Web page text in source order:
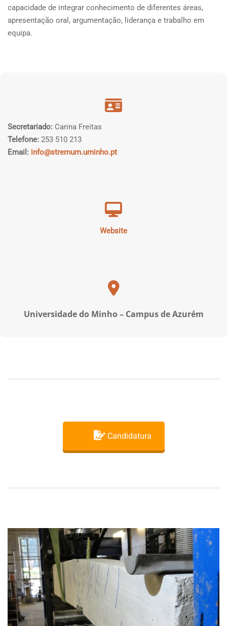
capacidade de integrar conhecimento de diferentes áreas,
apresentação oral, argumentação, liderança e trabalho em
equipa.
Secretariado: Carina Freitas
Telefone: 253 510 213
Email: info@stremum.uminho.pt
Website
Universidade do Minho – Campus de Azurém
Candidatura